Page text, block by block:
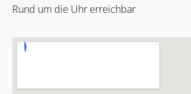
Rund um die Uhr erreichbar